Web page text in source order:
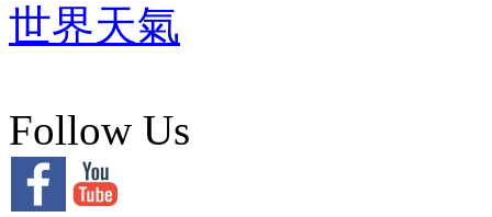
世界天氣
Follow Us